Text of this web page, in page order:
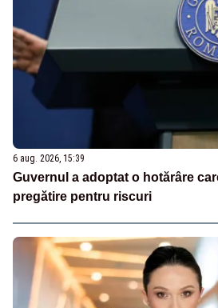
6 aug. 2026, 15:39
Guvernul a adoptat o hotărâre
pregătire pentru riscuri